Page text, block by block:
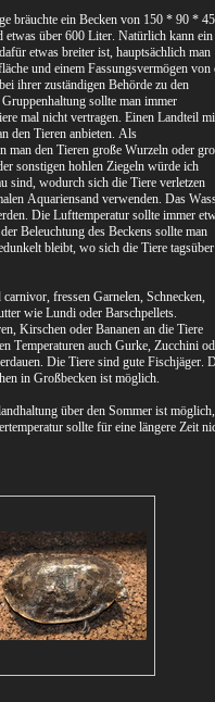
bräuchte ein Becken von 150 * 90 * 45
etwas über 600 Liter. Natürlich kann ein
etwas breiter ist, hauptsächlich man
und einem Fassungsvermögen von
ihrer zuständigen Behörde zu den
sollte man immer
mal nicht vertragen. Einen Landteil
den Tieren anbieten. Als
den Tieren große Wurzeln oder
sonstigen hohlen Ziegeln würde ich
sind, wodurch sich die Tiere verletzen
Aquariensand verwenden. Das
Die Lufttemperatur sollte immer
Beleuchtung des Beckens sollte man
bleibt, wo sich die Tiere tagsüber
fressen Garnelen, Schnecken,
wie Lundi oder Barschpellets.
Kirschen oder Bananen an die Tiere
Temperaturen auch Gurke, Zucchini
Die Tiere sind gute Fischjäger.
in Großbecken ist möglich.
über den Sommer ist möglich,
sollte für eine längere Zeit